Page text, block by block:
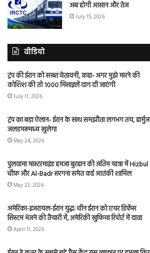
अब होगी आसान और तेज
July 15, 2026
वीडियो
ट्रंप की ईरान को सख्त चेतावनी, कहा- अगर मुझे मारने की
कोशिश की तो 1000 मिसाइलें दाग दी जाएंगी
July 11, 2026
ट्रंप का बड़ा ऐलान- ईरान के साथ समझौता लगभग तय, हार्मुज
जलडमरूमध्य खुलेगा
May 24, 2026
पुलवामा मास्टरमाइंड हमजा बुरहान की अंतिम यात्रा में Hizbul
चीफ और Al-Badr सरगना समेत कई आतंकी शामिल
May 23, 2026
अमेरिका-इजरायल-ईरान युद्ध: चीन ईरान को एयर डिफेंस
सिस्टम भेजने की तैयारी में, अमेरिकी खुफिया रिपोर्ट में दावा
April 11, 2026